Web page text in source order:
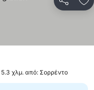
τιμών
χλμ. από: Σορρέντο